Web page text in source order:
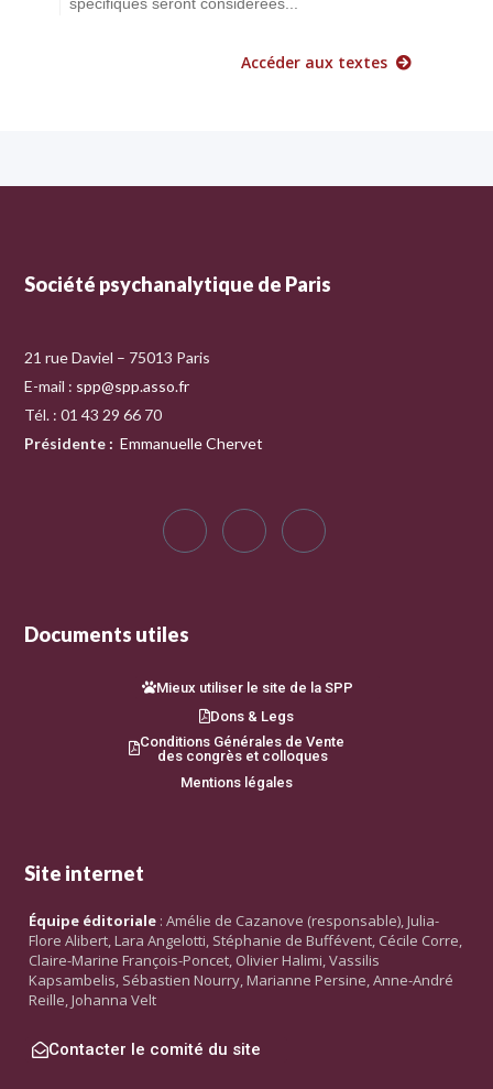
Accéder aux textes
Société psychanalytique de Paris
21 rue Daviel – 75013 Paris
E-mail : spp@spp.asso.fr
Tél. : 01 43 29 66 70
Présidente : Emmanuelle Chervet
Documents utiles
Mieux utiliser le site de la SPP
Dons & Legs
Conditions Générales de Vente
des congrès et colloques
Mentions légales
Site internet
Équipe éditoriale : Amélie de Cazanove (responsable), Julia-
Flore Alibert, Lara Angelotti, Stéphanie de Buffévent, Cécile Corre,
Claire-Marine François-Poncet, Olivier Halimi, Vassilis
Kapsambelis, Sébastien Nourry, Marianne Persine, Anne-André
Reille, Johanna Velt
Contacter le comité du site